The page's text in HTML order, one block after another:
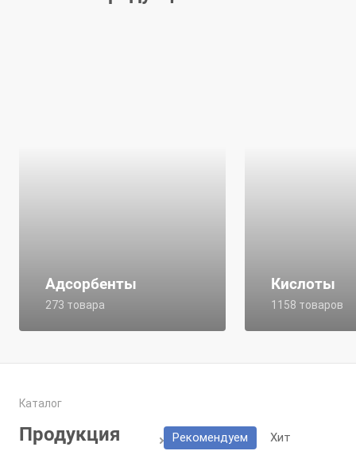
Адсорбенты
273 товара
Кислоты
1158 товаров
Каталог
Продукция Рекомендуем Хит